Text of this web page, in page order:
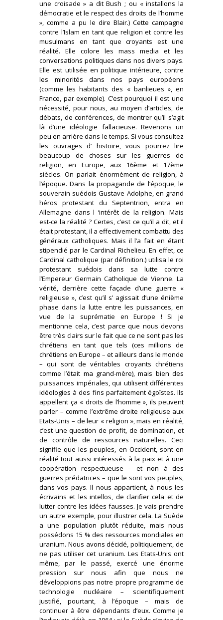
une croisade » a dit Bush ; ou « installons la
démocratie et le respect des droits de l’homme
», comme a pu le dire Blair.) Cette campagne
contre l’Islam en tant que religion et contre les
musulmans en tant que croyants est une
réalité. Elle colore les mass media et les
conversations politiques dans nos divers pays.
Elle est utilisée en politique intérieure, contre
les minorités dans nos pays européens
(comme les habitants des « banlieues », en
France, par exemple). C’est pourquoi il est une
nécessité, pour nous, au moyen d’articles, de
débats, de conférences, de montrer qu’il s’agit
là d’une idéologie fallacieuse. Revenons un
peu en arrière dans le temps. Si vous consultez
les ouvrages d’ histoire, vous pourrez lire
beaucoup de choses sur les guerres de
religion, en Europe, aux 16ème et 17ème
siècles. On parlait énormément de religion, à
l’époque. Dans la propagande de l’époque, le
souverain suédois Gustave Adolphe, en grand
héros protestant du Septentrion, entra en
Allemagne dans l ‘intérêt de la religion. Mais
est-ce la réalité ? Certes, c’est ce qu’il a dit, et il
était protestant, il a effectivement combattu des
généraux catholiques. Mais il l’a fait en étant
stipendié par le Cardinal Richelieu. En effet, ce
Cardinal catholique (par définition.) utilisa le roi
protestant suédois dans sa lutte contre
l’Empereur Germain Catholique de Vienne. La
vérité, derrière cette façade d’une guerre «
religieuse », c’est qu’il s’ agissait d’une énième
phase dans la lutte entre les puissances, en
vue de la suprématie en Europe ! Si je
mentionne cela, c’est parce que nous devons
être très clairs sur le fait que ce ne sont pas les
chrétiens en tant que tels (ces millions de
chrétiens en Europe – et ailleurs dans le monde
– qui sont de véritables croyants chrétiens
comme l’était ma grand-mère), mais bien des
puissances impériales, qui utilisent différentes
idéologies à des fins parfaitement égoïstes. Ils
appellent ça « droits de l’homme », ils peuvent
parler – comme l’extrême droite religieuse aux
Etats-Unis – de leur « religion », mais en réalité,
c’est une question de profit, de domination, et
de contrôle de ressources naturelles. Ceci
signifie que les peuples, en Occident, sont en
réalité tout aussi intéressés à la paix et à une
coopération respectueuse – et non à des
guerres prédatrices – que le sont vos peuples,
dans vos pays. Il nous appartient, à nous les
écrivains et les intellos, de clarifier cela et de
lutter contre les idées fausses. Je vais prendre
un autre exemple, pour illustrer cela. La Suède
a une population plutôt réduite, mais nous
possédons 15 % des ressources mondiales en
uranium. Nous avons décidé, politiquement, de
ne pas utiliser cet uranium. Les Etats-Unis ont
même, par le passé, exercé une énorme
pression sur nous afin que nous ne
développions pas notre propre programme de
technologie nucléaire – scientifiquement
justifié, pourtant, à l’époque – mais de
continuer à être dépendants d’eux. Comme je